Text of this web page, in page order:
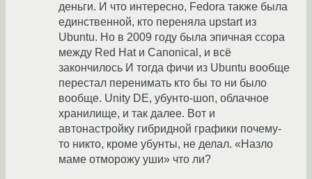
деньги. И что интересно, Fedora также была
единственной, кто переняла upstart из
Ubuntu. Но в 2009 году была эпичная ссора
между Red Hat и Canonical, и всё
закончилось И тогда фичи из Ubuntu вообще
перестал перенимать кто бы то ни было
вообще. Unity DE, убунто-шоп, облачное
хранилище, и так далее. Вот и
автонастройку гибридной графики почему-
то никто, кроме убунты, не делал. «Назло
маме отморожу уши» что ли?